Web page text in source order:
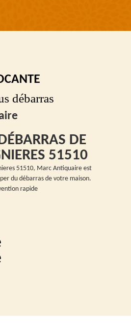
débarras
DE
51510
51510, Marc Antiquaire est
du débarras de votre maison.
rapide